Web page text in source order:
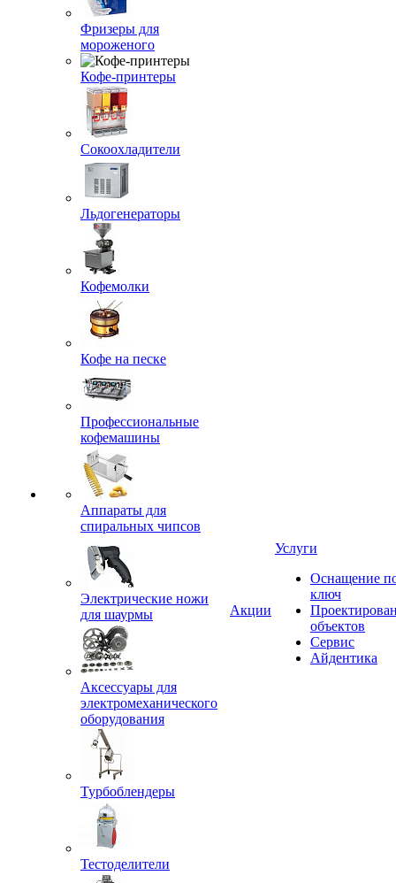
Фризеры для
мороженого
Кофе-принтеры
Сокоохладители
Льдогенераторы
Кофемолки
Кофе на песке
Профессиональные
кофемашины
Аппараты для
спиральных чипсов
Электрические ножи
для шаурмы
Аксессуары для
электромеханического
оборудования
Турбоблендеры
Тестоделители
Акции
Услуги
Оснащение
ключ
объектов
Сервис
Айдентика